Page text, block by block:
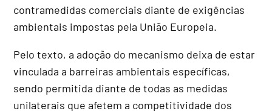
contramedidas comerciais diante de exigências
ambientais impostas pela União Europeia.
Pelo texto, a adoção do mecanismo deixa de estar
vinculada a barreiras ambientais específicas,
sendo permitida diante de todas as medidas
unilaterais que afetem a competitividade dos